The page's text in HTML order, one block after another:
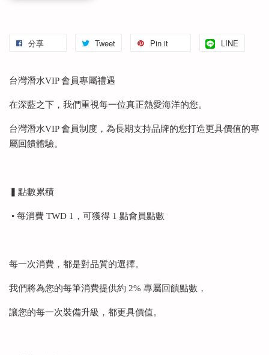
分享 Tweet Pin it LINE
台灣潛水VIP 會員專屬禮遇
在深藍之下，我們重視每一位真正熱愛海洋的您。
台灣潛水VIP 會員制度，為長期支持品牌的您打造更具價值的專
屬回饋體驗。
▍點數累積
• 每消費 TWD 1，可獲得 1 點會員點數
每一次消費，都是對品質的選擇。
我們將為您的每筆消費提供約 2% 專屬回饋點數，
讓您的每一次裝備升級，都更具價值。